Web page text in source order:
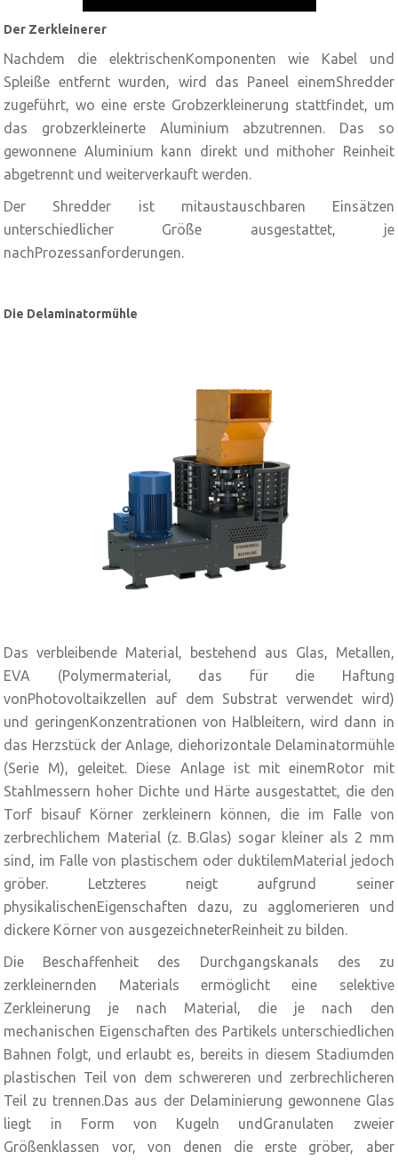
Der Zerkleinerer
Nachdem die elektrischenKomponenten wie Kabel und
Spleiße entfernt wurden, wird das Paneel einemShredder
zugeführt, wo eine erste Grobzerkleinerung stattfindet, um
das grobzerkleinerte Aluminium abzutrennen. Das so
gewonnene Aluminium kann direkt und mithoher Reinheit
abgetrennt und weiterverkauft werden.
Der Shredder ist mitaustauschbaren Einsätzen
unterschiedlicher Größe ausgestattet, je
nachProzessanforderungen.
Die Delaminatormühle
Das verbleibende Material, bestehend aus Glas, Metallen,
EVA (Polymermaterial, das für die Haftung
vonPhotovoltaikzellen auf dem Substrat verwendet wird)
und geringenKonzentrationen von Halbleitern, wird dann in
das Herzstück der Anlage, diehorizontale Delaminatormühle
(Serie M), geleitet. Diese Anlage ist mit einemRotor mit
Stahlmessern hoher Dichte und Härte ausgestattet, die den
Torf bisauf Körner zerkleinern können, die im Falle von
zerbrechlichem Material (z. B.Glas) sogar kleiner als 2 mm
sind, im Falle von plastischem oder duktilemMaterial jedoch
gröber. Letzteres neigt aufgrund seiner
physikalischenEigenschaften dazu, zu agglomerieren und
dickere Körner von ausgezeichneterReinheit zu bilden.
Die Beschaffenheit des Durchgangskanals des zu
zerkleinernden Materials ermöglicht eine selektive
Zerkleinerung je nach Material, die je nach den
mechanischen Eigenschaften des Partikels unterschiedlichen
Bahnen folgt, und erlaubt es, bereits in diesem Stadiumden
plastischen Teil von dem schwereren und zerbrechlicheren
Teil zu trennen.Das aus der Delaminierung gewonnene Glas
liegt in Form von Kugeln undGranulaten zweier
Größenklassen vor, von denen die erste gröber, aber